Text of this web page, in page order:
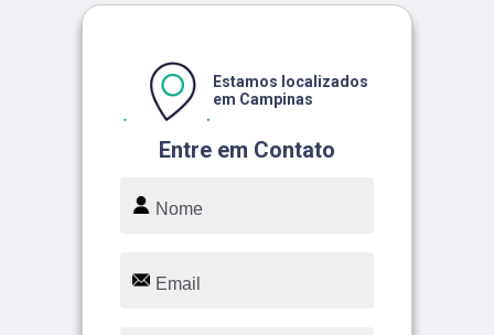
Entre em Contato
Estamos localizados
em Campinas